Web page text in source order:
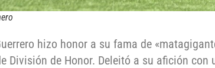
hizo honor a su fama de
División de Honor. Deleitó a su afición con